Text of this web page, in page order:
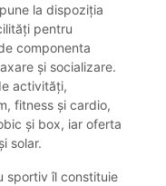
pune la dispoziția
pentru
componenta
și socializare.
activități,
fitness și cardio,
și box, iar oferta
solar.
sportiv îl constituie